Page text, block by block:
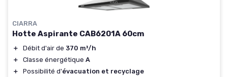
CIARRA
Hotte Aspirante CAB6201A 60cm
＋ Débit d'air de 370 m³/h
＋
Classe énergétique A
＋
Possibilité d'évacuation et recyclage